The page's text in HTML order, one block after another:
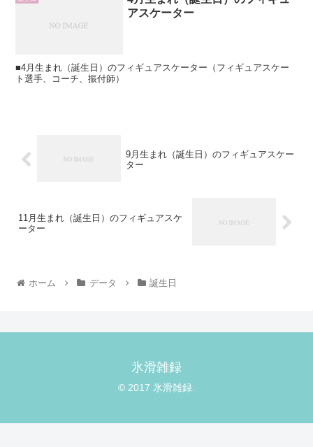
アスケーター
■4月生まれ（誕生日）のフィギュアスケーター（フィギュアスケー
ト選手、コーチ、振付師）
9月生まれ（誕生日）のフィギュアスケー
ター
11月生まれ（誕生日）のフィギュアスケ
ーター
ホーム データ 誕生日
氷滑雑録
© 2017 氷滑雑録.